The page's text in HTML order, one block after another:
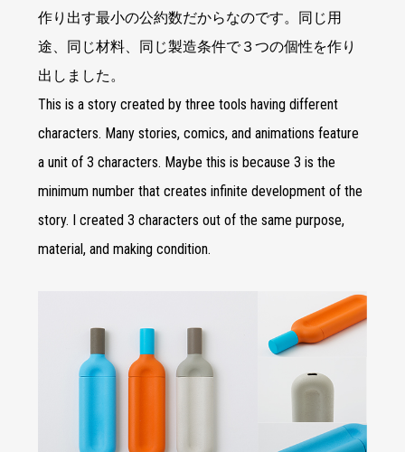
作り出す最小の公約数だからなのです。同じ用
途、同じ材料、同じ製造条件で３つの個性を作り
出しました。
This is a story created by three tools having different
characters. Many stories, comics, and animations feature
a unit of 3 characters. Maybe this is because 3 is the
minimum number that creates infinite development of the
story. I created 3 characters out of the same purpose,
material, and making condition.